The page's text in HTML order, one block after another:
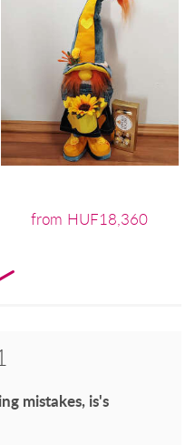
from HUF18,360
mistakes, is's